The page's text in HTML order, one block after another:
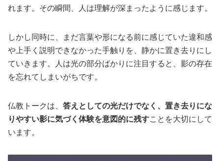
れます。その瞬間、人は理解が深まったように感じます。
しかし同時に、まだ言葉や形になる前に感じていた違和感
や上手く説明できなかった手触りを、静かに置き去りにし
ていきます。人は光の部分ばかりに注目すると、影の存在
を忘れてしまいがちです。
仏教トークは、 答えとしての光だけでなく、置き去りにな
りやすい影に気づく体験を意図的に残すことを大切にして
います。